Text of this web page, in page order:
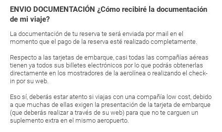
ENVIO DOCUMENTACIÓN ¿Cómo recibiré la documentación
de mi viaje?
La documentación de tu reserva te será enviada por mail en el
momento que el pago de la reserva esté realizado completamente.
Respecto a las tarjetas de embarque, casi todas las compañías aéreas
tienen ya todos sus billetes electrónicos por lo que podrás obtenerlas
directamente en los mostradores de la aerolínea o realizando el check-
in por su web.
Eso sí, deberás estar atento si viajas con una compañía low cost, debido
a que muchas de ellas exigen la presentación de la tarjeta de embarque
(que deberás realizar a través de su web) para que no te carguen un
suplemento extra en el mismo aeropuerto.